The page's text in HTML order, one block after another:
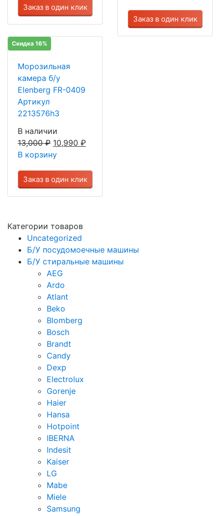
Заказ в один клик
Заказ в один клик
Скидка 16%
Морозильная
камера б/у
Elenberg FR-0409
Артикул
2213576h3
В наличии
13,000₽ 10,990 ₽
В корзину
Заказ в один клик
Категории товаров
Uncategorized
Б/У посудомоечные машины
Б/У стиральные машины
AEG
Ardo
Atlant
Beko
Blomberg
Bosch
Brandt
Candy
Dexp
Electrolux
Gorenje
Haier
Hansa
Hotpoint
IBERNA
Indesit
Kaiser
LG
Mabe
Miele
Samsung